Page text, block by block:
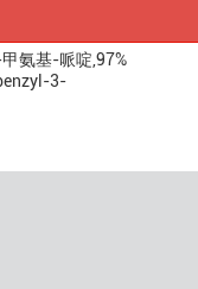
氨基-哌啶,97%
3-